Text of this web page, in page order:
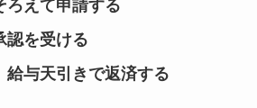
ろえて申請する
認を受ける
給与天引きで返済する